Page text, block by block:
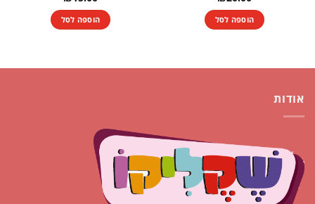
הוספה לסל הוספה לסל
אודות